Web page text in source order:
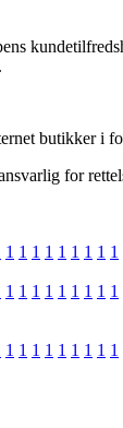
butikker
for
1 1 1 1 1 1 1 1 1
1 1 1 1 1 1 1 1 1
1 1 1 1 1 1 1 1 1